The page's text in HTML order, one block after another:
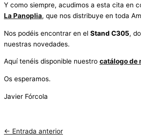
Y como siempre, acudimos a esta cita en
La Panoplia, que nos distribuye en toda
Nos podéis encontrar en el Stand C305,
nuestras novedades.
Aquí tenéis disponible nuestro catálogo de
Os esperamos.
Javier Fórcola
← Entrada anterior